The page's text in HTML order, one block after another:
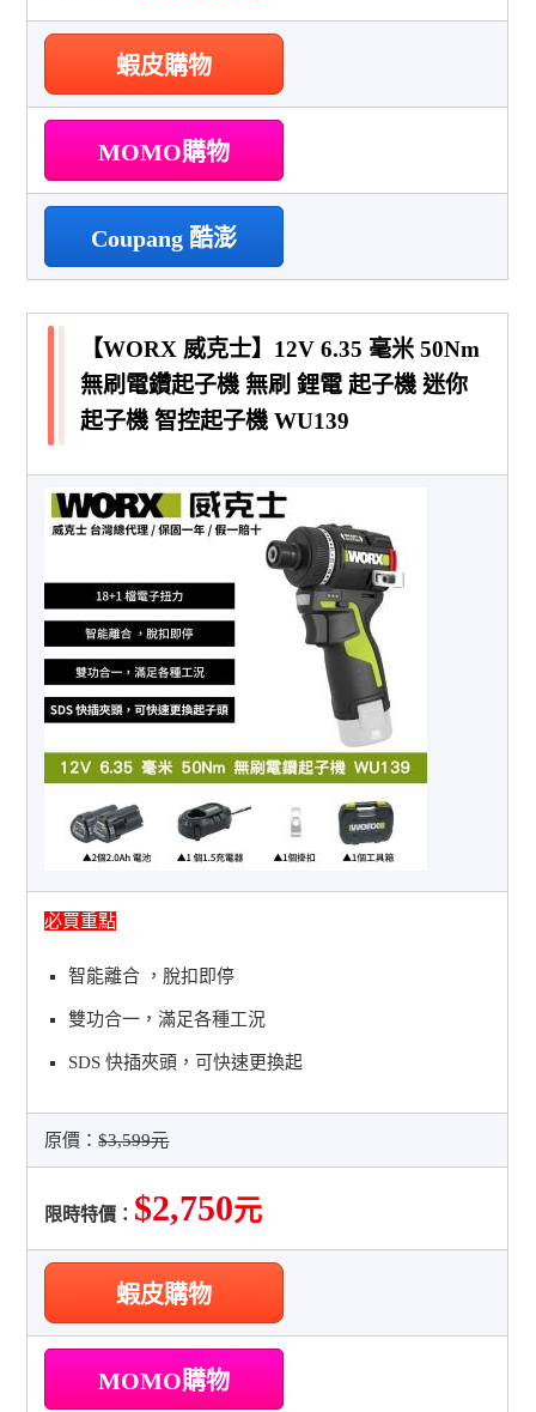
蝦皮購物
MOMO購物
Coupang 酷澎
【WORX 威克士】12V 6.35 毫米 50Nm
無刷電鑽起子機 無刷 鋰電 起子機 迷你
起子機 智控起子機 WU139
必買重點
智能離合 ，脫扣即停
雙功合一，滿足各種工況
SDS 快插夾頭，可快速更換起
原價：$3,599元
限時特價： $2,750元
蝦皮購物
MOMO購物